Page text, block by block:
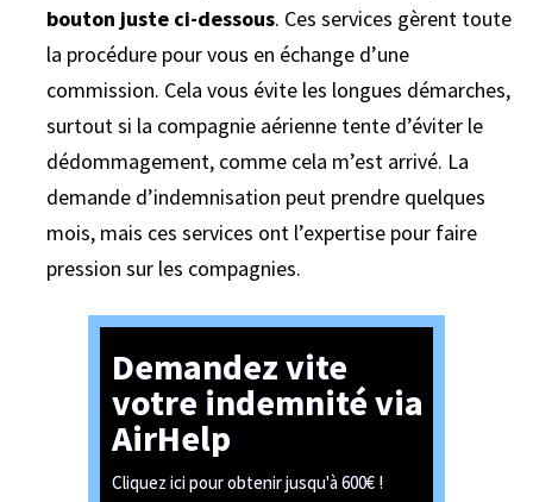
bouton juste ci-dessous. Ces services gèrent toute
la procédure pour vous en échange d’une
commission. Cela vous évite les longues démarches,
surtout si la compagnie aérienne tente d’éviter le
dédommagement, comme cela m’est arrivé. La
demande d’indemnisation peut prendre quelques
mois, mais ces services ont l’expertise pour faire
pression sur les compagnies.
Demandez vite
votre indemnité via
AirHelp
Cliquez ici pour obtenir jusqu'à 600€ !